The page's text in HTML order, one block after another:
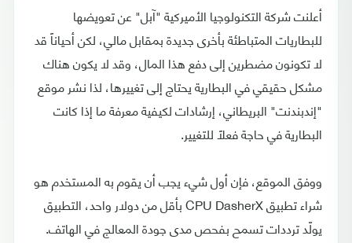
أعلنت شركة التكنولوجيا الأميركية "آبل" عن تعويضها
للبطاريات المتباطئة بأخرى جديدة بمقابل مالي، لكن أحياناً قد
لا تكونون مضطرين إلى دفع هذا المال، وقد لا يكون هناك
مشكل حقيقي في البطارية يحتاج إلى تغييرها، لذا نشر موقع
"إندبندنت" البريطاني، إرشادات لكيفية معرفة ما إذا كانت
البطارية في حاجة فعلاً للتغيير.
ووفق الموقع، فإن أول شيء يجب أن يقوم به المستخدم هو
شراء تطبيق CPU DasherX بأقل من دولار واحد، التطبيق
يولّد ترددات تسمح بفحص مدى جودة المعالج في الهاتف.